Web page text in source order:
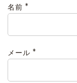
名前 *
メール *